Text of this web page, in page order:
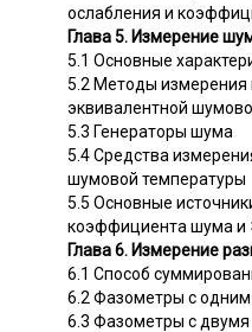
ослабления и
Глава 5. Измерение
5.1 Основные
5.2 Методы
эквивалентной
5.3 Генераторы шума
5.4 Средства
шумовой температуры
5.5 Основные
коэффициента шума
Глава 6. Измерение
6.1 Способ
6.2 Фазометры с
6.3 Фазометры с